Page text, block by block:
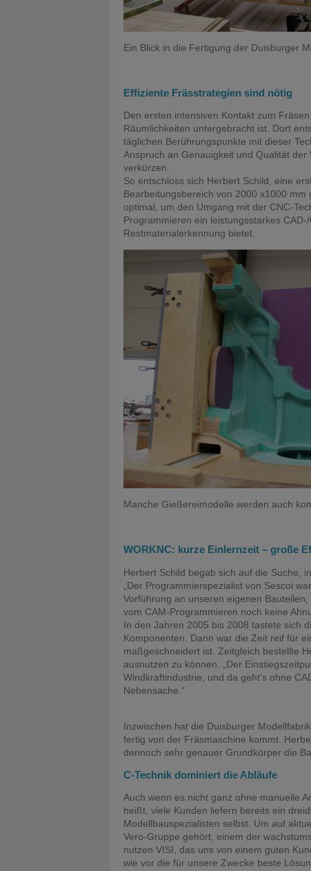
Ein Blick in die Fertigung der Duisburger
Effiziente Frässtrategien sind nötig
Den ersten intensiven Kontakt zum
Räumlichkeiten untergebracht ist. Dort
täglichen Berührungspunkte mit dieser
Anspruch an Genauigkeit und Qualität
verkürzen.
So entschloss sich Herbert Schild, eine
Bearbeitungsbereich von 2000 x1000
optimal, um den Umgang mit der CNC-
Programmieren ein leistungsstarkes
Restmaterialerkennung bietet.
Manche Gießereimodelle werden auch
WORKNC: kurze Einlernzeit – große
Herbert Schild begab sich auf die Suche,
„Der Programmierspezialist von Sescoi
Vorführung an unseren eigenen
vom CAM-Programmieren noch keine
In den Jahren 2005 bis 2008 tastete sich
Komponenten. Dann war die Zeit reif für
maßgeschneidert ist. Zeitgleich bestellte
ausnutzen zu können. „Der
Windkraftindustrie, und da geht’s ohne
Nebensache.“
Inzwischen hat die Duisburger
fertig von der Fräsmaschine kommt.
dennoch sehr genauer Grundkörper die
C-Technik dominiert die Abläufe
Auch wenn es nicht ganz ohne manuelle
heißt, viele Kunden liefern bereits ein
Modellbauspezialisten selbst. Um auf
Vero-Gruppe gehört, einem der
nutzen VISI, das uns von einem guten
wie vor die für unsere Zwecke beste